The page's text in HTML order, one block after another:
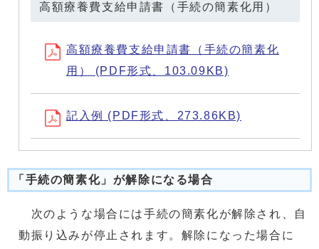
高額療養費支給申請書（手続の簡素化用）
高額療養費支給申請書（手続の簡素化
用） (PDF形式、103.09KB)
記入例 (PDF形式、273.86KB)
「手続の簡素化」が解除になる場合
次のような場合には手続の簡素化が解除され、自
動振り込みが停止されます。解除になった場合に